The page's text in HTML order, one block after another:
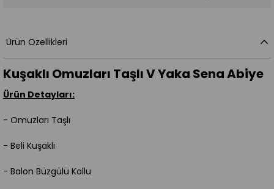
Ürün Özellikleri
Kuşaklı Omuzları Taşlı V Yaka Sena Abiye
Ürün Detayları:
- Omuzları Taşlı
- Beli Kuşaklı
- Balon Büzgülü Kollu